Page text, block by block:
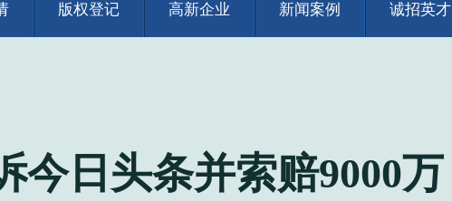
版权登记 高新企业 新闻案例 诚招英才
今日头条并索赔9000万